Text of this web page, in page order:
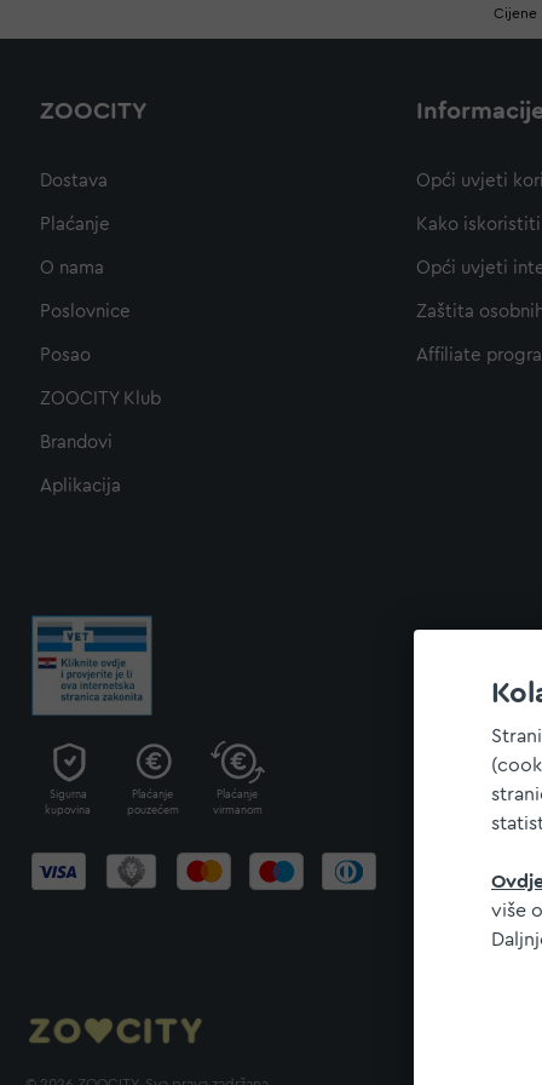
više
Cijene
ZOOCITY
Dostava
Plaćanje
O nama
Poslovnice
Posao
ZOOCITY Klub
Brandovi
Aplikacija
Opći uvjeti
Kako
Opći uvjeti
Zaštita
Affiliate
Sigurna
kupovina
Plaćanje
pouzećem
Plaćanje
virmanom